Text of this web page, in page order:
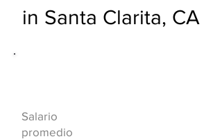
in Santa Clarita, CA
Salario
promedio